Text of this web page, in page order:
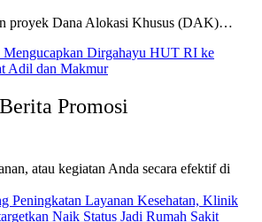
proyek Dana Alokasi Khusus (DAK)…
Promosi
atau kegiatan Anda secara efektif di